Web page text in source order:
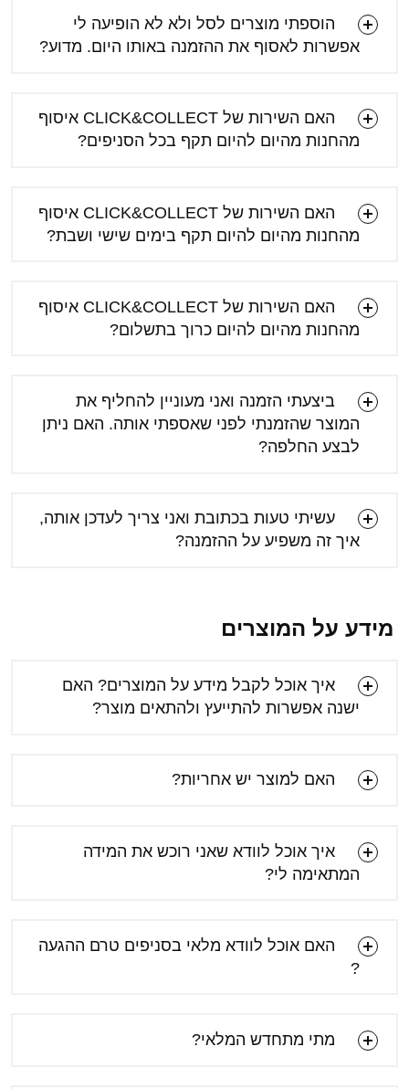
הוספתי מוצרים לסל ולא לא הופיעה לי
אפשרות לאסוף את ההזמנה באותו היום. מדוע?
האם השירות של CLICK&COLLECT איסוף
מהחנות מהיום להיום תקף בכל הסניפים?
האם השירות של CLICK&COLLECT איסוף
מהחנות מהיום להיום תקף בימים שישי ושבת?
האם השירות של CLICK&COLLECT איסוף
מהחנות מהיום להיום כרוך בתשלום?
ביצעתי הזמנה ואני מעוניין להחליף את
המוצר שהזמנתי לפני שאספתי אותה. האם ניתן
לבצע החלפה?
עשיתי טעות בכתובת ואני צריך לעדכן אותה,
איך זה משפיע על ההזמנה?
מידע על המוצרים
איך אוכל לקבל מידע על המוצרים? האם
ישנה אפשרות להתייעץ ולהתאים מוצר?
האם למוצר יש אחריות?
איך אוכל לוודא שאני רוכש את המידה
המתאימה לי?
האם אוכל לוודא מלאי בסניפים טרם ההגעה
?
מתי מתחדש המלאי?